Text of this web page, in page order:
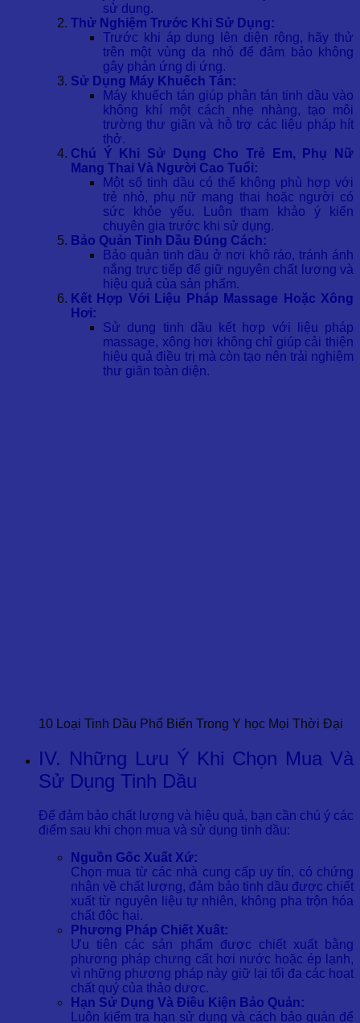
sử dụng.
Thử Nghiệm Trước Khi Sử Dụng:
Trước khi áp dụng lên diện rộng, hãy thử
trên một vùng da nhỏ để đảm bảo không
gây phản ứng dị ứng.
Sử Dụng Máy Khuếch Tán:
Máy khuếch tán giúp phân tán tinh dầu vào
không khí một cách nhẹ nhàng, tạo môi
trường thư giãn và hỗ trợ các liệu pháp hít
thở.
Chú Ý Khi Sử Dụng Cho Trẻ Em, Phụ Nữ
Mang Thai Và Người Cao Tuổi:
Một số tinh dầu có thể không phù hợp với
trẻ nhỏ, phụ nữ mang thai hoặc người có
sức khỏe yếu. Luôn tham khảo ý kiến
chuyên gia trước khi sử dụng.
Bảo Quản Tinh Dầu Đúng Cách:
Bảo quản tinh dầu ở nơi khô ráo, tránh ánh
nắng trực tiếp để giữ nguyên chất lượng và
hiệu quả của sản phẩm.
Kết Hợp Với Liệu Pháp Massage Hoặc Xông
Hơi:
Sử dụng tinh dầu kết hợp với liệu pháp
massage, xông hơi không chỉ giúp cải thiện
hiệu quả điều trị mà còn tạo nên trải nghiệm
thư giãn toàn diện.
10 Loại Tinh Dầu Phổ Biến Trong Y học Mọi Thời Đại
IV. Những Lưu Ý Khi Chọn Mua Và
Sử Dụng Tinh Dầu
Để đảm bảo chất lượng và hiệu quả, bạn cần chú ý các
điểm sau khi chọn mua và sử dụng tinh dầu:
Nguồn Gốc Xuất Xứ:
Chọn mua từ các nhà cung cấp uy tín, có chứng
nhận về chất lượng, đảm bảo tinh dầu được chiết
xuất từ nguyên liệu tự nhiên, không pha trộn hóa
chất độc hại.
Phương Pháp Chiết Xuất:
Ưu tiên các sản phẩm được chiết xuất bằng
phương pháp chưng cất hơi nước hoặc ép lạnh,
vì những phương pháp này giữ lại tối đa các hoạt
chất quý của thảo dược.
Hạn Sử Dụng Và Điều Kiện Bảo Quản:
Luôn kiểm tra hạn sử dụng và cách bảo quản để